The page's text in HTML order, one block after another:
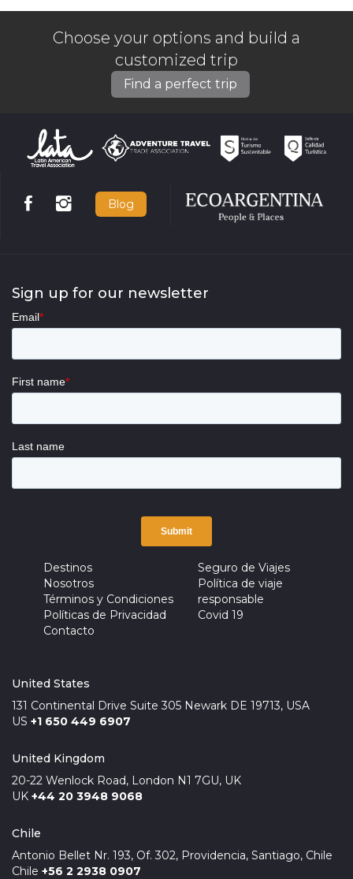
Choose your options and build a
customized trip
Find a perfect trip
Blog
Sign up for our newsletter
Destinos
Nosotros
Términos y Condiciones
Políticas de Privacidad
Contacto
Seguro de Viajes
Política de viaje
responsable
Covid 19
United States
131 Continental Drive Suite 305 Newark DE 19713, USA
US +1 650 449 6907
United Kingdom
20-22 Wenlock Road, London N1 7GU, UK
UK +44 20 3948 9068
Chile
Antonio Bellet Nr. 193, Of. 302, Providencia, Santiago, Chile
Chile +56 2 2938 0907